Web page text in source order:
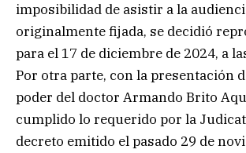
imposibilidad de asistir a la
originalmente fijada, se decidió
para el 17 de diciembre de 2024, a
Por otra parte, con la presentación
poder del doctor Armando Brito
cumplido lo requerido por la
decreto emitido el pasado 29 de